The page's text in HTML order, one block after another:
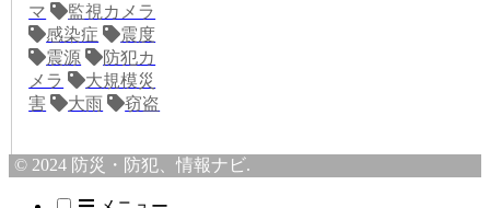
マ
監視カメラ
感染症
震度
震源
防犯カ
メラ
大規模災
害
大雨 窃盗
© 2024 防災・防犯、情報ナビ.